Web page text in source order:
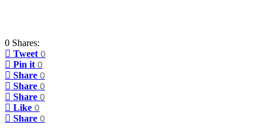
0 Shares:
Tweet 0
Pin it 0
Share 0
Share 0
Share 0
Like 0
Share 0